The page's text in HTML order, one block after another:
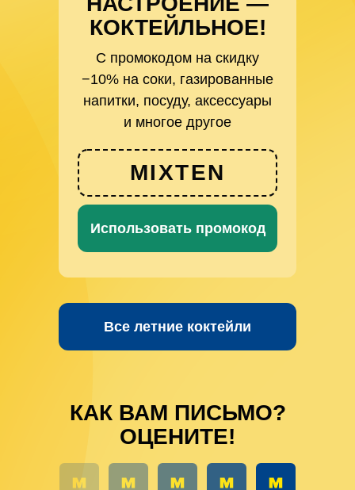
КОКТЕЙЛЬНОЕ!
С промокодом на скидку
−10% на соки, газированные
напитки, посуду, аксессуары
и многое другое
MIXTEN
Использовать промокод
КАК ВАМ ПИСЬМО?
ОЦЕНИТЕ!
Все летние коктейли